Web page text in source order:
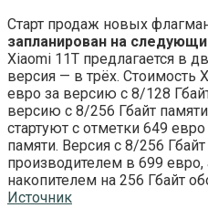
Старт продаж новых
запланирован на
Xiaomi 11T предлагается в
версия — в трёх. Стоимость
евро за версию с 8/128
версию с 8/256 Гбайт
стартуют с отметки 649
памяти. Версия с 8/256
производителем в 699
накопителем на 256 Гбайт
Источник